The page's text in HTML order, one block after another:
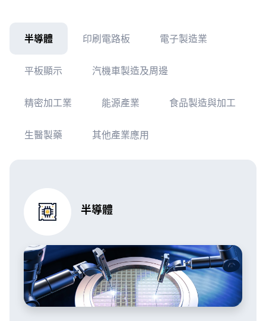
半導體 印刷電路板 電子製造業
平板顯示 汽機車製造及周邊
精密加工業 能源產業 食品製造與加工
生醫製藥 其他產業應用
半導體